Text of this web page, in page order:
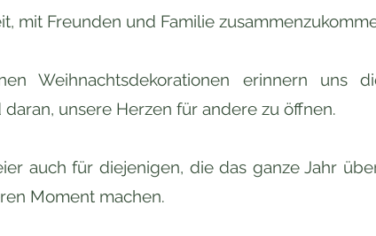
mit Freunden und Familie
Weihnachtsdekorationen erinnern uns
unsere Herzen für andere zu öffnen.
auch für diejenigen, die das ganze Jahr
Moment machen.